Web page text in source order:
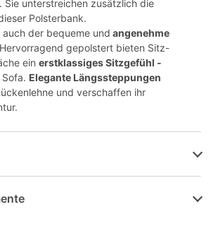
. Sie unterstreichen zusätzlich die
Polsterbank.
der bequeme und angenehme
gepolstert bieten Sitz-
ein erstklassiges Sitzgefühl -
Elegante Längssteppungen
und verschaffen ihr